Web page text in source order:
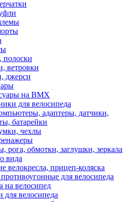
полоски
ветровки
джерси
на BMX
для велосипеда
адаптеры, датчики,
батарейки
чехлы
рога, обмотки, заглушки, зеркала
вида
велокресла, прицеп-коляска
для велосипеда
на велосипед
для велосипеда